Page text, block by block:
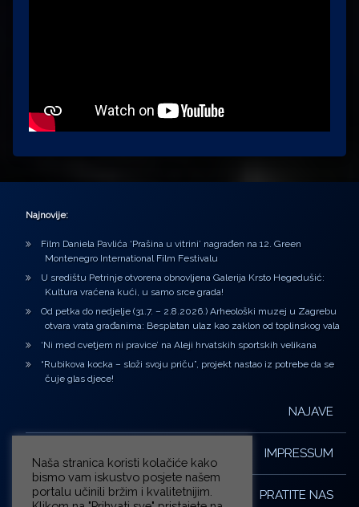
Najnovije:
Film Daniela Pavlića ‘Prašina u vitrini’ nagrađen na 12. Green
Montenegro International Film Festivalu
U središtu Petrinje otvorena obnovljena Galerija Krsto Hegedušić:
Kultura vraćena kući, u samo srce grada!
Od petka do nedjelje (31.7. – 2.8.2026.) Arheološki muzej u Zagrebu
otvara vrata građanima: Besplatan ulaz kao zaklon od toplinskog vala
‘Ni med cvetjem ni pravice’ na Aleji hrvatskih sportskih velikana
“Rubikova kocka – složi svoju priču”, projekt nastao iz potrebe da se
čuje glas djece!
NAJAVE
IMPRESSUM
PRATITE NAS
Naša stranica koristi kolačiće kako
bismo vam iskustvo posjete našem
portalu učinili bržim i kvalitetnijim.